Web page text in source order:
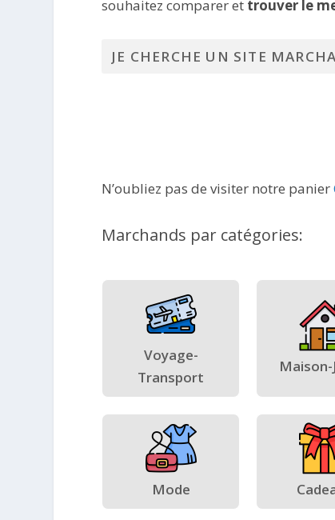
souhaitez comparer et trouver le
N’oubliez pas de visiter notre panier
Marchands par catégories:
Voyage-
Transport
Maison-
Mode